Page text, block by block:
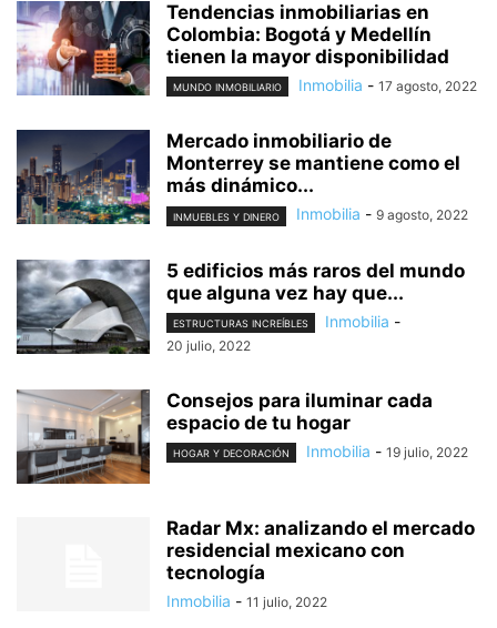
Tendencias inmobiliarias en
Colombia: Bogotá y Medellín
tienen la mayor disponibilidad
MUNDO INMOBILIARIO Inmobilia - 17 agosto, 2022
Mercado inmobiliario de
Monterrey se mantiene como el
más dinámico...
INMUEBLES Y DINERO Inmobilia - 9 agosto, 2022
5 edificios más raros del mundo
que alguna vez hay que...
ESTRUCTURAS INCREÍBLES Inmobilia -
20 julio, 2022
Consejos para iluminar cada
espacio de tu hogar
HOGAR Y DECORACIÓN Inmobilia - 19 julio, 2022
Radar Mx: analizando el mercado
residencial mexicano con
tecnología
Inmobilia - 11 julio, 2022